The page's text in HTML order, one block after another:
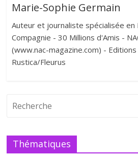
Marie-Sophie Germain
Auteur et journaliste spécialisée en
Compagnie - 30 Millions d'Amis -
(www.nac-magazine.com) -
Rustica/Fleurus
Thématiques